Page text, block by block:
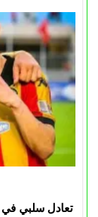
تعادل سلبي في